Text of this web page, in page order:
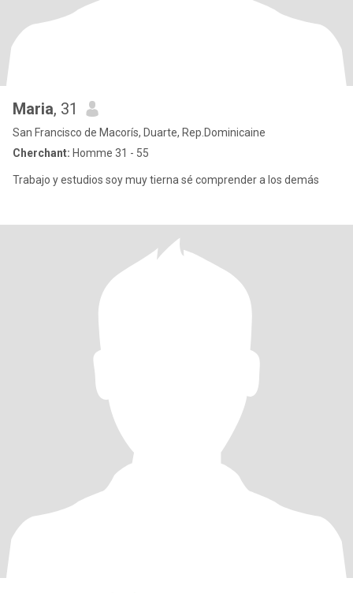
Maria, 31
San Francisco de Macorís, Duarte, Rep.Dominicaine
Cherchant: Homme 31 - 55
Trabajo y estudios soy muy tierna sé comprender a los demás